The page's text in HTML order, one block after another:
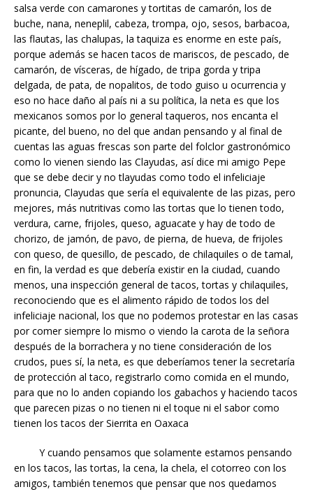
salsa verde con camarones y tortitas de camarón, los de
buche, nana, neneplil, cabeza, trompa, ojo, sesos, barbacoa,
las flautas, las chalupas, la taquiza es enorme en este país,
porque además se hacen tacos de mariscos, de pescado, de
camarón, de vísceras, de hígado, de tripa gorda y tripa
delgada, de pata, de nopalitos, de todo guiso u ocurrencia y
eso no hace daño al país ni a su política, la neta es que los
mexicanos somos por lo general taqueros, nos encanta el
picante, del bueno, no del que andan pensando y al final de
cuentas las aguas frescas son parte del folclor gastronómico
como lo vienen siendo las Clayudas, así dice mi amigo Pepe
que se debe decir y no tlayudas como todo el infeliciaje
pronuncia, Clayudas que sería el equivalente de las pizas, pero
mejores, más nutritivas como las tortas que lo tienen todo,
verdura, carne, frijoles, queso, aguacate y hay de todo de
chorizo, de jamón, de pavo, de pierna, de hueva, de frijoles
con queso, de quesillo, de pescado, de chilaquiles o de tamal,
en fin, la verdad es que debería existir en la ciudad, cuando
menos, una inspección general de tacos, tortas y chilaquiles,
reconociendo que es el alimento rápido de todos los del
infeliciaje nacional, los que no podemos protestar en las casas
por comer siempre lo mismo o viendo la carota de la señora
después de la borrachera y no tiene consideración de los
crudos, pues sí, la neta, es que deberíamos tener la secretaría
de protección al taco, registrarlo como comida en el mundo,
para que no lo anden copiando los gabachos y haciendo tacos
que parecen pizas o no tienen ni el toque ni el sabor como
tienen los tacos der Sierrita en Oaxaca
Y cuando pensamos que solamente estamos pensando
en los tacos, las tortas, la cena, la chela, el cotorreo con los
amigos, también tenemos que pensar que nos quedamos